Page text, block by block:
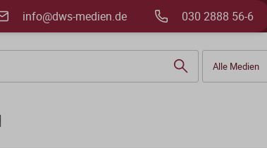
info@dws-medien.de 030 2888 56-6
Alle Medien